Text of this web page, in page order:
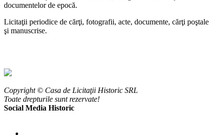
documentelor de epocă.
Licitaţii periodice de cărţi, fotografii, acte, documente, cărţi poştale
şi manuscrise.
Copyright © Casa de Licitaţii Historic SRL
Toate drepturile sunt rezervate!
Social Media Historic